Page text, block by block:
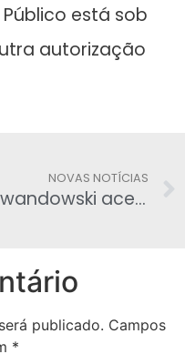
está sob
autorização
NOVAS NOTÍCIAS
Lewandowski acerta reajuste de até 41,47% para servidores do Judiciário
publicado. Campos
*